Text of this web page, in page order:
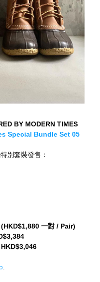
BY MODERN TIMES
Special Bundle Set 05
別套裝發售：
一對 / Pair)